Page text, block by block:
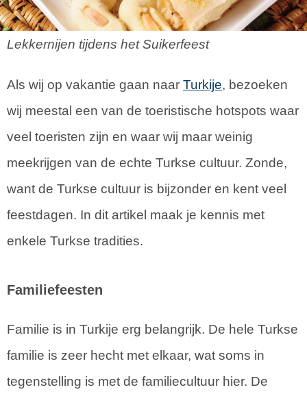
Lekkernijen tijdens het Suikerfeest
Als wij op vakantie gaan naar Turkije, bezoeken
wij meestal een van de toeristische hotspots waar
veel toeristen zijn en waar wij maar weinig
meekrijgen van de echte Turkse cultuur. Zonde,
want de Turkse cultuur is bijzonder en kent veel
feestdagen. In dit artikel maak je kennis met
enkele Turkse tradities.
Familiefeesten
Familie is in Turkije erg belangrijk. De hele Turkse
familie is zeer hecht met elkaar, wat soms in
tegenstelling is met de familiecultuur hier. De